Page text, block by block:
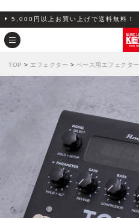
5,000円以上お買い上げで送料無料！
TOP > エフェクター > ベース用エフェクター